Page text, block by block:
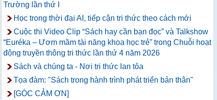
Trường lần thứ I
Học trong thời đại AI, tiếp cận tri thức theo cách mới
Cuộc thi Video Clip “Sách hay cần bạn đọc” và Talkshow
“Euréka – Ươm mầm tài năng khoa học trẻ” trong Chuỗi hoạt
động truyền thông tri thức lần thứ 4 năm 2026
Sách và chúng ta - Nơi tri thức lan tỏa
Tọa đàm: "Sách trong hành trình phát triển bản thân"
[GÓC CẢM ƠN]